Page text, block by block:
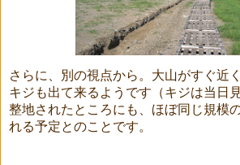
さらに、別の視点から。大山がすぐ近
キジも出て来るようです（キジは当日
整地されたところにも、ほぼ同じ規模
れる予定とのことです。